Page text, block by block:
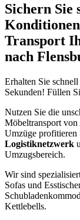
Sichern Sie
Transport
nach
Erhalten Sie
Sekunden! Füllen
Nutzen Sie die
Möbeltransport von
Umzüge profitieren
Logistiknetzwerk
Umzugsbereich.
Wir sind
Sofas und
Kettlebells.